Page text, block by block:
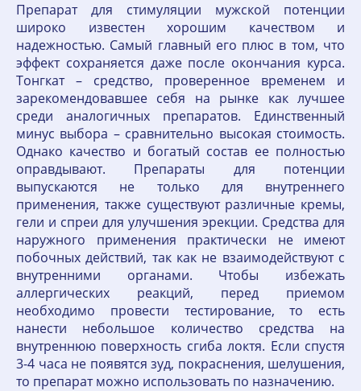
Препарат для стимуляции мужской потенции
широко известен хорошим качеством и
надежностью. Самый главный его плюс в том, что
эффект сохраняется даже после окончания курса.
Тонгкат – средство, проверенное временем и
зарекомендовавшее себя на рынке как лучшее
среди аналогичных препаратов. Единственный
минус выбора – сравнительно высокая стоимость.
Однако качество и богатый состав ее полностью
оправдывают. Препараты для потенции
выпускаются не только для внутреннего
применения, также существуют различные кремы,
гели и спреи для улучшения эрекции. Средства для
наружного применения практически не имеют
побочных действий, так как не взаимодействуют с
внутренними органами. Чтобы избежать
аллергических реакций, перед приемом
необходимо провести тестирование, то есть
нанести небольшое количество средства на
внутреннюю поверхность сгиба локтя. Если спустя
3-4 часа не появятся зуд, покраснения, шелушения,
то препарат можно использовать по назначению.